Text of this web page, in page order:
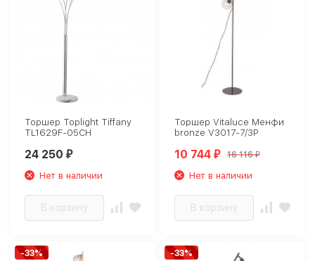
Торшер Toplight Tiffany
TL1629F-05CH
24 250₽
Нет в наличии
В корзину
Торшер Vitaluce Менфи
bronze V3017-7/3P
10 744₽ 16 116₽
Нет в наличии
В корзину
-33% -33%